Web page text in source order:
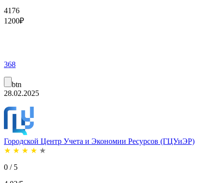
4176
1200₽
368
btn
28.02.2025
Городской Центр Учета и Экономии Ресурсов (ГЦУиЭР)
★ ★ ★ ★ ★
0 / 5